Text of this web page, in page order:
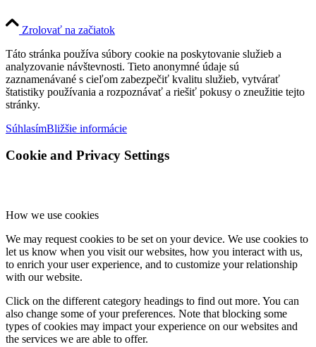
Zrolovať na začiatok
Táto stránka používa súbory cookie na poskytovanie služieb a
analyzovanie návštevnosti. Tieto anonymné údaje sú
zaznamenávané s cieľom zabezpečiť kvalitu služieb, vytvárať
štatistiky používania a rozpoznávať a riešiť pokusy o zneužitie tejto
stránky.
SúhlasímBližšie informácie
Cookie and Privacy Settings
How we use cookies
We may request cookies to be set on your device. We use cookies to
let us know when you visit our websites, how you interact with us,
to enrich your user experience, and to customize your relationship
with our website.
Click on the different category headings to find out more. You can
also change some of your preferences. Note that blocking some
types of cookies may impact your experience on our websites and
the services we are able to offer.